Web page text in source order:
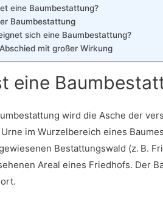
eine Baumbestattung?
Baumbestattung
sich eine Baumbestattung?
mit großer Wirkung
eine
wird die Asche der
im Wurzelbereich eines
Bestattungswald (z. B.
Areal eines Friedhofs. Der